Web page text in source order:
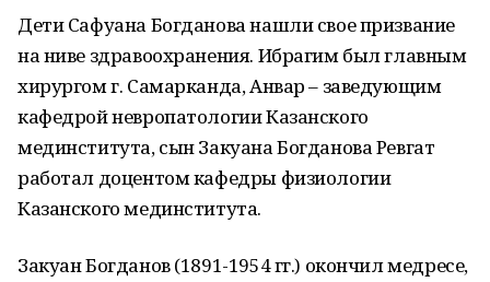
Дети Сафуана Богданова нашли свое призвание
на ниве здравоохранения. Ибрагим был главным
хирургом г. Самарканда, Анвар – заведующим
кафедрой невропатологии Казанского
мединститута, сын Закуана Богданова Ревгат
работал доцентом кафедры физиологии
Казанского мединститута.
Закуан Богданов (1891-1954 гг.) окончил медресе,